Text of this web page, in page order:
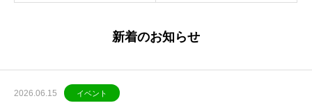
新着のお知らせ
2026.06.15 イベント